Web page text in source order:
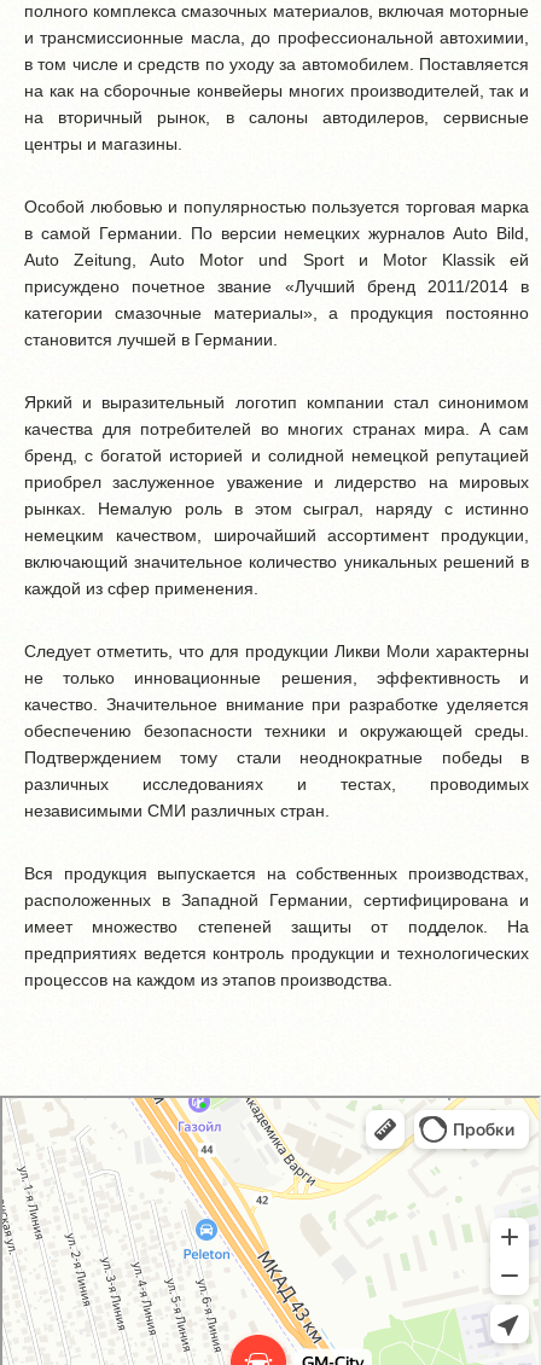
полного комплекса смазочных материалов, включая моторные
и трансмиссионные масла, до профессиональной автохимии,
в том числе и средств по уходу за автомобилем. Поставляется
на как на сборочные конвейеры многих производителей, так и
на вторичный рынок, в салоны автодилеров, сервисные
центры и магазины.
Особой любовью и популярностью пользуется торговая марка
в самой Германии. По версии немецких журналов Auto Bild,
Auto Zeitung, Auto Motor und Sport и Motor Klassik ей
присуждено почетное звание «Лучший бренд 2011/2014 в
категории смазочные материалы», а продукция постоянно
становится лучшей в Германии.
Яркий и выразительный логотип компании стал синонимом
качества для потребителей во многих странах мира. А сам
бренд, с богатой историей и солидной немецкой репутацией
приобрел заслуженное уважение и лидерство на мировых
рынках. Немалую роль в этом сыграл, наряду с истинно
немецким качеством, широчайший ассортимент продукции,
включающий значительное количество уникальных решений в
каждой из сфер применения.
Следует отметить, что для продукции Ликви Моли характерны
не только инновационные решения, эффективность и
качество. Значительное внимание при разработке уделяется
обеспечению безопасности техники и окружающей среды.
Подтверждением тому стали неоднократные победы в
различных исследованиях и тестах, проводимых
независимыми СМИ различных стран.
Вся продукция выпускается на собственных производствах,
расположенных в Западной Германии, сертифицирована и
имеет множество степеней защиты от подделок. На
предприятиях ведется контроль продукции и технологических
процессов на каждом из этапов производства.
GM-City&VAG-Repair
Автосервис, автотехцентр в Москве
Магазин автозапчастей и автотоваров в Москве